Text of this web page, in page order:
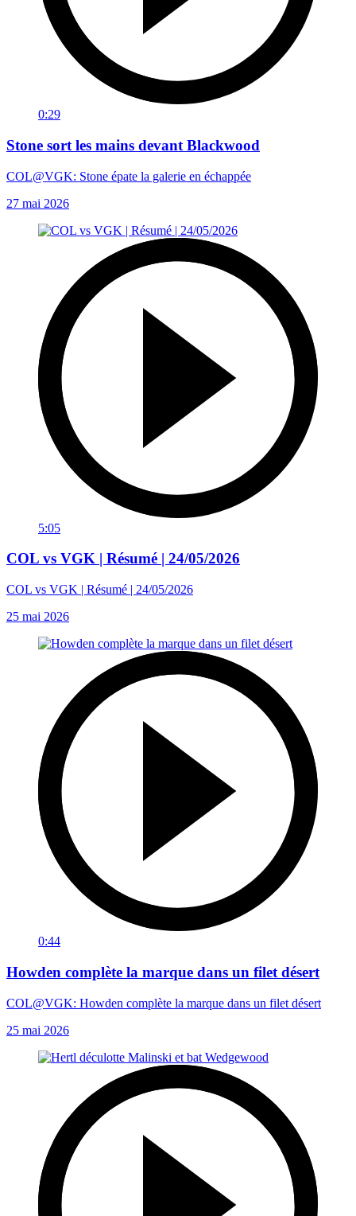
0:29
Stone sort les mains devant Blackwood
COL@VGK: Stone épate la galerie en échappée
27 mai 2026
5:05
COL vs VGK | Résumé | 24/05/2026
COL vs VGK | Résumé | 24/05/2026
25 mai 2026
0:44
Howden complète la marque dans un filet désert
COL@VGK: Howden complète la marque dans un filet désert
25 mai 2026